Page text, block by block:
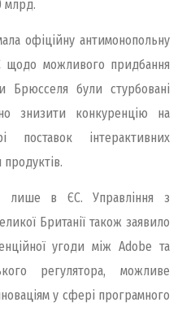
млрд.
офіційну антимонопольну
щодо можливого придбання
Брюсселя були стурбовані
знизити конкуренцію на
інтерактивних
продуктів.
лише в ЄС. Управління з
Британії також заявило
угоди між Adobe та
регулятора, можливе
у сфері програмного